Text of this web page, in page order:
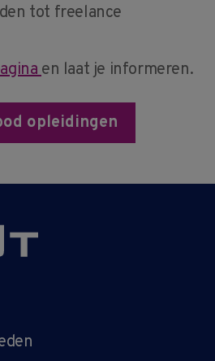
tot freelance
en laat je informeren.
opleidingen